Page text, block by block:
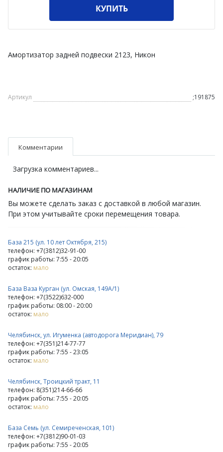
КУПИТЬ
Амортизатор задней подвески 2123, Никон
Артикул ;191875
Комментарии
Загрузка комментариев...
НАЛИЧИЕ ПО МАГАЗИНАМ
Вы можете сделать заказ с доставкой в любой магазин.
При этом учитывайте сроки перемещения товара.
База 215 (ул. 10 лет Октября, 215)
телефон: +7(3812)32-91-00
график работы: 7:55 - 20:05
остаток: мало
База Ваза Курган (ул. Омская, 149А/1)
телефон: +7(3522)632-000
график работы: 08:00 - 20:00
остаток: мало
Челябинск, ул. Игуменка (автодорога Меридиан), 79
телефон: +7(351)214-77-77
график работы: 7:55 - 23:05
остаток: мало
Челябинск, Троицкий тракт, 11
телефон: 8(351)214-66-66
график работы: 7:55 - 20:05
остаток: мало
База Семь (ул. Семиреченская, 101)
телефон: +7(3812)90-01-03
график работы: 7:55 - 20:05